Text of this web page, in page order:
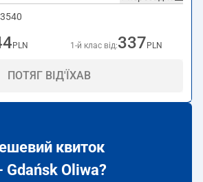
3540
PLN 1-й клас від:337 PLN
ПОТЯГ ВІД'ЇХАВ
квиток
Gdańsk Oliwa?